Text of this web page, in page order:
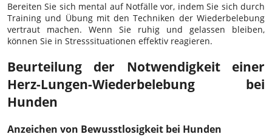
Bereiten Sie sich mental auf Notfälle vor, indem Sie sich durch
Training und Übung mit den Techniken der Wiederbelebung
vertraut machen. Wenn Sie ruhig und gelassen bleiben,
können Sie in Stresssituationen effektiv reagieren.
Beurteilung der Notwendigkeit einer
Herz-Lungen-Wiederbelebung bei
Hunden
Anzeichen von Bewusstlosigkeit bei Hunden